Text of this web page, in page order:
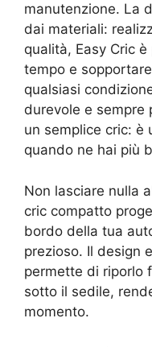
manutenzione. La
dai materiali:
qualità, Easy Cric
tempo e
qualsiasi
durevole e sempre
un semplice cric: è
quando ne hai più
Non lasciare nulla
cric compatto
bordo della tua
prezioso. Il design
permette di riporlo
sotto il sedile,
momento.